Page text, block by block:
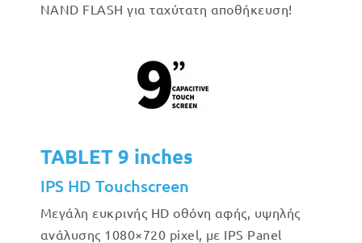
NAND FLASH για ταχύτατη αποθήκευση!
TABLET 9 inches
IPS HD Touchscreen
Μεγάλη ευκρινής HD οθόνη αφής, υψηλής
ανάλυσης 1080×720 pixel, με IPS Panel